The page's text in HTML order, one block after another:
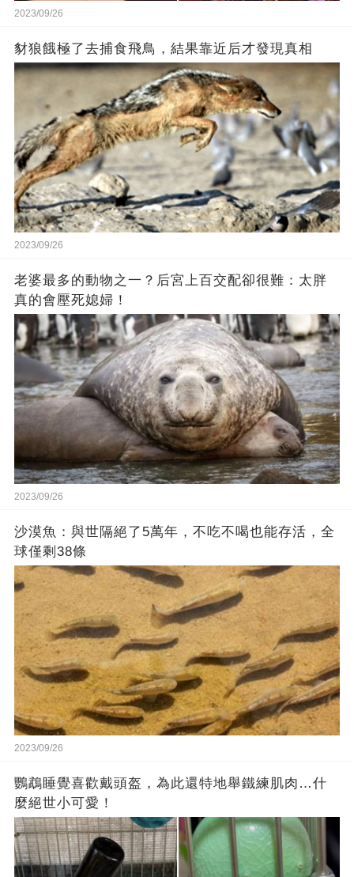
2023/09/26
豺狼餓極了去捕食飛鳥，結果靠近后才發現真相
2023/09/26
老婆最多的動物之一？后宮上百交配卻很難：太胖
真的會壓死媳婦！
2023/09/26
沙漠魚：與世隔絕了5萬年，不吃不喝也能存活，全
球僅剩38條
2023/09/26
鸚鵡睡覺喜歡戴頭盔，為此還特地舉鐵練肌肉…什
麼絕世小可愛！